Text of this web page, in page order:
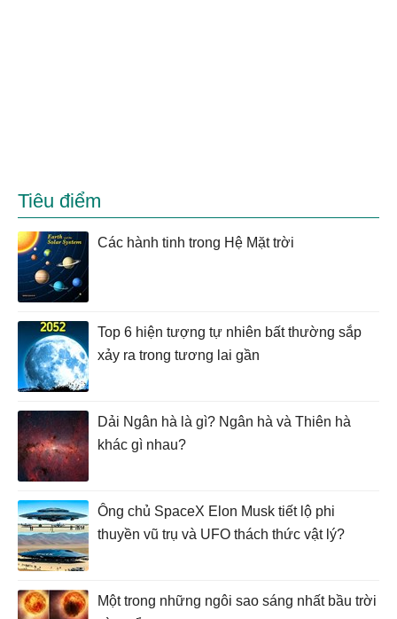
Tiêu điểm
Các hành tinh trong Hệ Mặt trời
Top 6 hiện tượng tự nhiên bất thường sắp
xảy ra trong tương lai gần
Dải Ngân hà là gì? Ngân hà và Thiên hà
khác gì nhau?
Ông chủ SpaceX Elon Musk tiết lộ phi
thuyền vũ trụ và UFO thách thức vật lý?
Một trong những ngôi sao sáng nhất bầu trời